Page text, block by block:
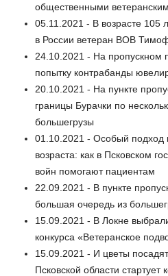
общественными
05.11.2021 - В возрасте 105
в России ветеран ВОВ
24.10.2021 - На пропускном
попытку контрабанды
20.10.2021 - На пункте
границы Бурачки по
большегрузы
01.10.2021 - Особый подход
возраста: как в Псковском
войн помогают пациентам
22.09.2021 - В пункте
большая очередь из
15.09.2021 - В Локне
конкурса «Ветеранское
15.09.2021 - И цветы
Псковской области стартует